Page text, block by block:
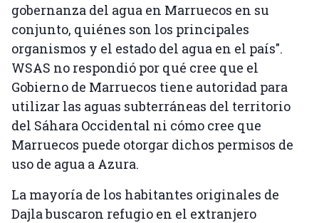
gobernanza del agua en Marruecos en su
conjunto, quiénes son los principales
organismos y el estado del agua en el país".
WSAS no respondió por qué cree que el
Gobierno de Marruecos tiene autoridad para
utilizar las aguas subterráneas del territorio
del Sáhara Occidental ni cómo cree que
Marruecos puede otorgar dichos permisos de
uso de agua a Azura.
La mayoría de los habitantes originales de
Dajla buscaron refugio en el extranjero